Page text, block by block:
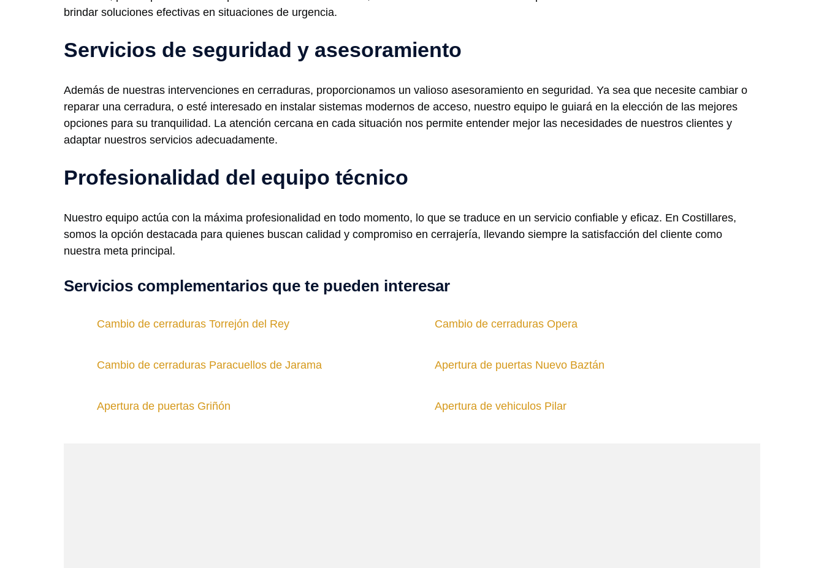
brindar soluciones efectivas en situaciones de urgencia.
Servicios de seguridad y asesoramiento
Además de nuestras intervenciones en cerraduras, proporcionamos un valioso asesoramiento en seguridad. Ya sea que necesite cambiar o
reparar una cerradura, o esté interesado en instalar sistemas modernos de acceso, nuestro equipo le guiará en la elección de las mejores
opciones para su tranquilidad. La atención cercana en cada situación nos permite entender mejor las necesidades de nuestros clientes y
adaptar nuestros servicios adecuadamente.
Profesionalidad del equipo técnico
Nuestro equipo actúa con la máxima profesionalidad en todo momento, lo que se traduce en un servicio confiable y eficaz. En Costillares,
somos la opción destacada para quienes buscan calidad y compromiso en cerrajería, llevando siempre la satisfacción del cliente como
nuestra meta principal.
Servicios complementarios que te pueden interesar
Cambio de cerraduras Torrejón del Rey Cambio de cerraduras Opera
Cambio de cerraduras Paracuellos de Jarama Apertura de puertas Nuevo Baztán
Apertura de puertas Griñón Apertura de vehiculos Pilar